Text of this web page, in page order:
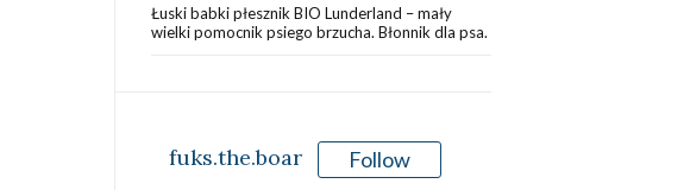
Łuski babki płesznik BIO Lunderland – mały
wielki pomocnik psiego brzucha. Błonnik dla psa.
fuks.the.boar Follow